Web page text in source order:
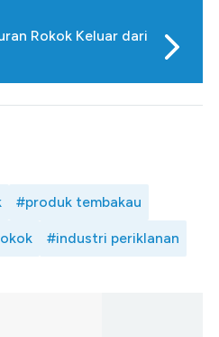
Rokok Keluar dari
#produk tembakau
#industri periklanan